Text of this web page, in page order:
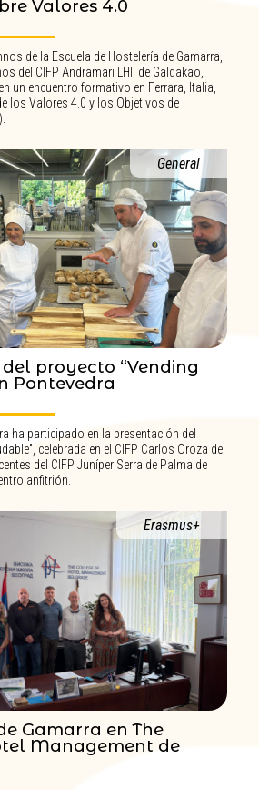
Valores 4.0
de la Escuela de Hostelería de Gamarra,
del CIFP Andramari LHII de Galdakao,
un encuentro formativo en Ferrara, Italia,
los Valores 4.0 y los Objetivos de
General
proyecto “Vending
Pontevedra
ha participado en la presentación del
celebrada en el CIFP Carlos Oroza de
del CIFP Juníper Serra de Palma de
anfitrión.
Erasmus+
Gamarra en The
Management de